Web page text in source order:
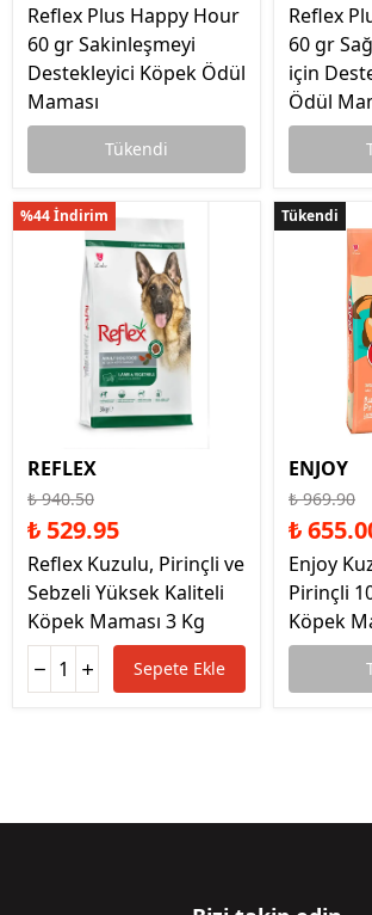
Reflex Plus Happy Hour
60 gr Sakinleşmeyi
Destekleyici Köpek Ödül
Maması
Tükendi
Reflex
60 gr
için
Ödül
%44 İndirim
REFLEX
₺ 940.50
₺ 529.95
Reflex Kuzulu, Pirinçli ve
Sebzeli Yüksek Kaliteli
Köpek Maması 3 Kg
Sepete Ekle
Tükendi
Tükendi
ENJOY
₺ 969.90
₺
Enjoy
Pirinçli
Köpek